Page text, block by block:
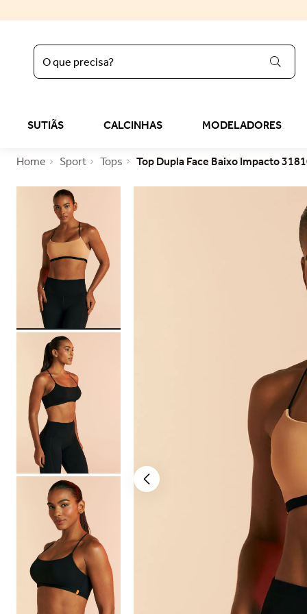
O que precisa?
SUTIÃS CALCINHAS MODELADORES
Sport Tops Top Dupla Face Baixo Impacto
2º sutiã liz
4º sutop
5º sutiã
6º
7º calcinha algodão
8º top
tomara caia
bermuda